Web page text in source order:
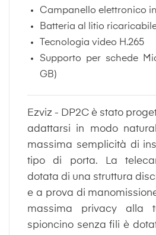
Campanello elettronico
Batteria al litio
Tecnologia video H.265
Supporto per schede
GB)
Ezviz - DP2C è stato
adattarsi in modo
massima semplicità di
tipo di porta. La
dotata di una struttura
e a prova di
massima privacy alla
spioncino senza fili è